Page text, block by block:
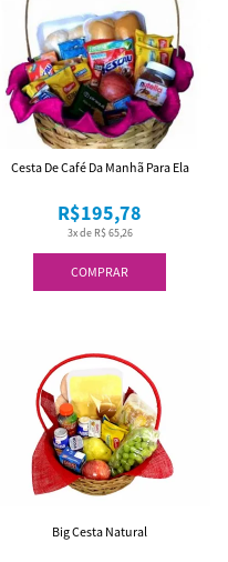
COMPRAR
3x de R$ 65,26
R$195,78
Cesta De Café Da Manhã Para Ela
Big Cesta Natural